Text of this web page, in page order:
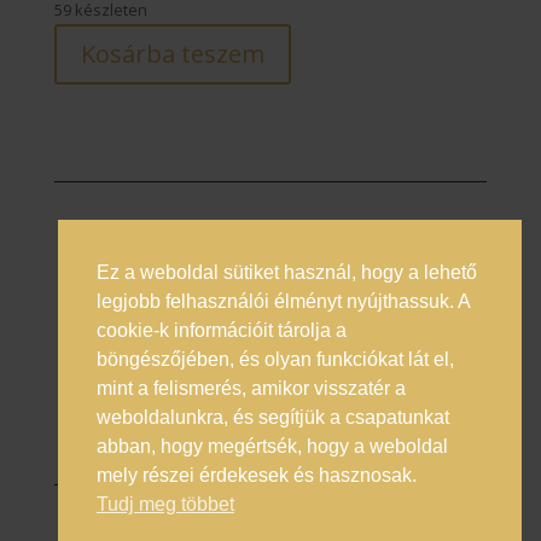
59 készleten
Kosárba teszem
Prémium italok magyarországi nagykövete
Általános Szerződési Feltételek
Adatkezelési Tájékoztató
Online vitarendezés
© 2025 Enero Trade Kft.
Ez a weboldal sütiket használ, hogy a lehető
legjobb felhasználói élményt nyújthassuk. A
cookie-k információit tárolja a
böngészőjében, és olyan funkciókat lát el,
mint a felismerés, amikor visszatér a
weboldalunkra, és segítjük a csapatunkat
abban, hogy megértsék, hogy a weboldal
mely részei érdekesek és hasznosak.
Tudj meg többet